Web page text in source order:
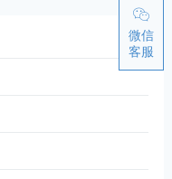
微信
客服